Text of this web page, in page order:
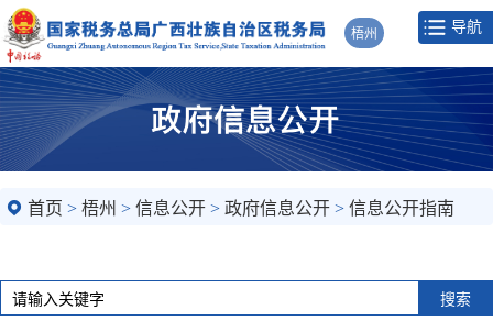
梧州 导航
首页 > 梧州 > 信息公开 > 政府信息公开 > 信息公开指南